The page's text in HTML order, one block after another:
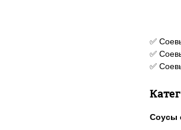
✅
✅
✅
Соусы